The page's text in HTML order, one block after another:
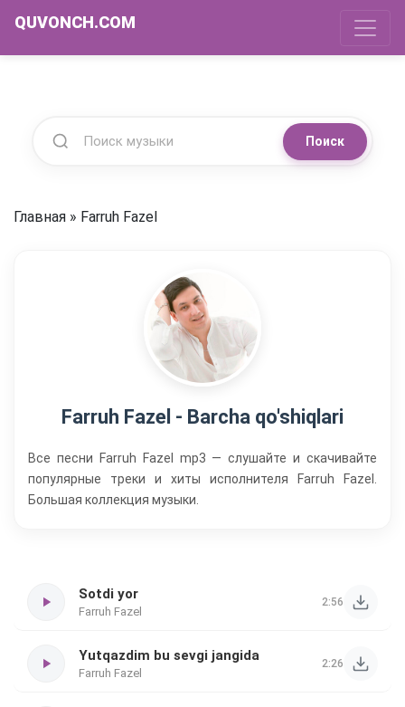
QUVONCH.COM
Поиск
Главная » Farruh Fazel
Farruh Fazel - Barcha qo'shiqlari
Все песни Farruh Fazel mp3 — слушайте и скачивайте
популярные треки и хиты исполнителя Farruh Fazel.
Большая коллекция музыки.
Sotdi yor
Farruh Fazel
2:56
Yutqazdim bu sevgi jangida
Farruh Fazel
2:26